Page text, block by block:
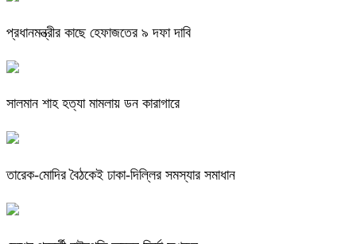
প্রধানমন্ত্রীর কাছে হেফাজতের ৯ দফা দাবি
সালমান শাহ হত্যা মামলায় ডন কারাগারে
তারেক-মোদির বৈঠকেই ঢাকা-দিল্লির সমস্যার সমাধান